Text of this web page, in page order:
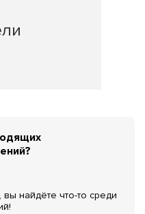
найдёте что-то среди